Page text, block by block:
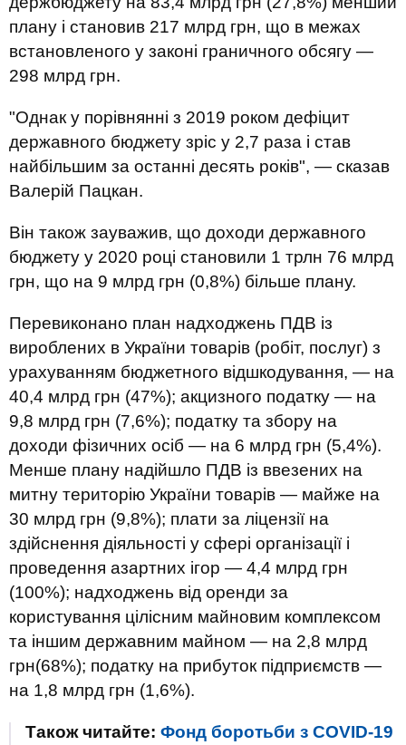
плану і становив 217 млрд грн, що в межах
встановленого у законі граничного обсягу —
298 млрд грн.
"Однак у порівнянні з 2019 роком дефіцит
державного бюджету зріс у 2,7 раза і став
найбільшим за останні десять років", — сказав
Валерій Пацкан.
Він також зауважив, що доходи державного
бюджету у 2020 році становили 1 трлн 76 млрд
грн, що на 9 млрд грн (0,8%) більше плану.
Перевиконано план надходжень ПДВ із
вироблених в України товарів (робіт, послуг) з
урахуванням бюджетного відшкодування, — на
40,4 млрд грн (47%); акцизного податку — на
9,8 млрд грн (7,6%); податку та збору на
доходи фізичних осіб — на 6 млрд грн (5,4%).
Менше плану надійшло ПДВ із ввезених на
митну територію України товарів — майже на
30 млрд грн (9,8%); плати за ліцензії на
здійснення діяльності у сфері організації і
проведення азартних ігор — 4,4 млрд грн
(100%); надходжень від оренди за
користування цілісним майновим комплексом
та іншим державним майном — на 2,8 млрд
грн(68%); податку на прибуток підприємств —
на 1,8 млрд грн (1,6%).
Також читайте: Фонд боротьби з COVID-19